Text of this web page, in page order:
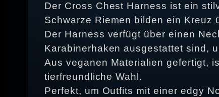
Der Cross Chest Harness ist ein
Schwarze Riemen bilden ein Kreuz
Der Harness verfügt über einen
Karabinerhaken ausgestattet sind,
Aus veganen Materialien gefertigt,
tierfreundliche Wahl.
Perfekt, um Outfits mit einer edgy